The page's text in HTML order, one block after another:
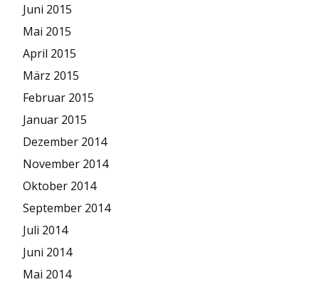
Juni 2015
Mai 2015
April 2015
März 2015
Februar 2015
Januar 2015
Dezember 2014
November 2014
Oktober 2014
September 2014
Juli 2014
Juni 2014
Mai 2014